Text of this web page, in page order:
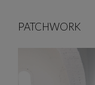
PATCHWORK